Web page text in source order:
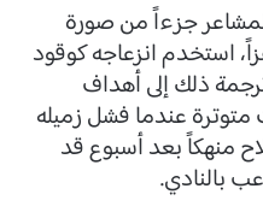
جزءاً من صورة
استخدم انزعاجه كوقود
ذلك إلى أهداف
متوترة عندما فشل زميله
منهكاً بعد أسبوع قد
بالنادي.